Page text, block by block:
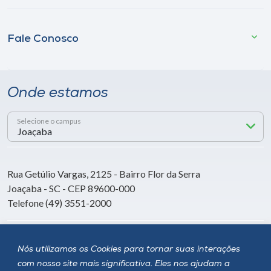
Nós utilizamos os Cookies para tornar suas interações
com nosso site mais significativa. Eles nos ajudam a
Fale Conosco
Onde estamos
Selecione o campus
Rua Getúlio Vargas, 2125 - Bairro Flor da Serra
Joaçaba - SC - CEP 89600-000
Telefone (49) 3551-2000
Siga a Unoesc